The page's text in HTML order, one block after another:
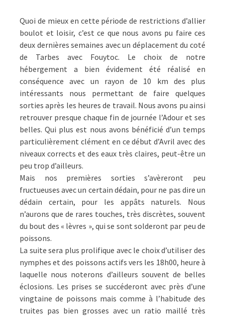
Quoi de mieux en cette période de restrictions d’allier
boulot et loisir, c’est ce que nous avons pu faire ces
deux dernières semaines avec un déplacement du coté
de Tarbes avec Fouytoc. Le choix de notre
hébergement a bien évidement été réalisé en
conséquence avec un rayon de 10 km des plus
intéressants nous permettant de faire quelques
sorties après les heures de travail. Nous avons pu ainsi
retrouver presque chaque fin de journée l’Adour et ses
belles. Qui plus est nous avons bénéficié d’un temps
particulièrement clément en ce début d’Avril avec des
niveaux corrects et des eaux très claires, peut-être un
peu trop d’ailleurs.
Mais nos premières sorties s’avèreront peu
fructueuses avec un certain dédain, pour ne pas dire un
dédain certain, pour les appâts naturels. Nous
n’aurons que de rares touches, très discrètes, souvent
du bout des « lèvres », qui se sont solderont par peu de
poissons.
La suite sera plus prolifique avec le choix d’utiliser des
nymphes et des poissons actifs vers les 18h00, heure à
laquelle nous noterons d’ailleurs souvent de belles
éclosions. Les prises se succéderont avec près d’une
vingtaine de poissons mais comme à l’habitude des
truites pas bien grosses avec un ratio maillé très